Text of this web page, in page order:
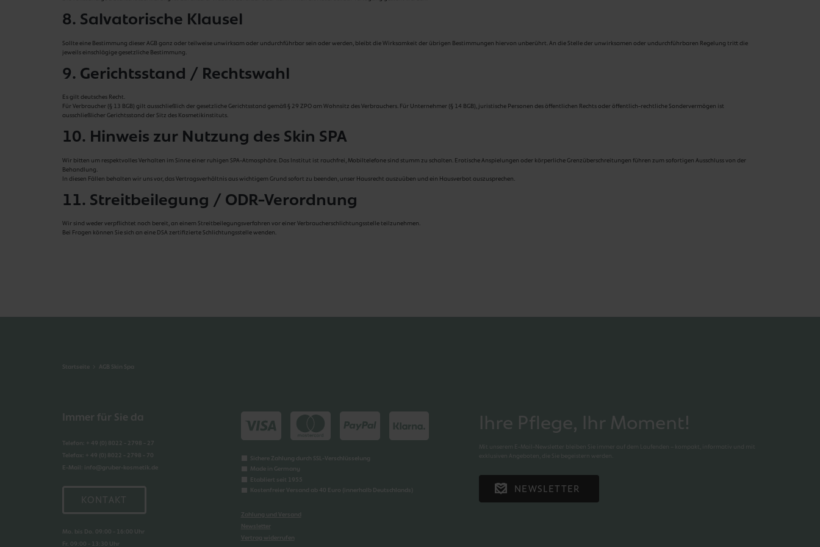
8. Salvatorische Klausel
Sollte eine Bestimmung dieser AGB ganz oder teilweise unwirksam oder undurchführbar sein oder werden, bleibt die Wirksamkeit der übrigen Bestimmungen hiervon unberührt. An die Stelle der unwirksamen oder undurchführbaren Regelung tritt die
jeweils einschlägige gesetzliche Bestimmung.
9. Gerichtsstand / Rechtswahl
Es gilt deutsches Recht.
Für Verbraucher (§ 13 BGB) gilt ausschließlich der gesetzliche Gerichtsstand gemäß § 29 ZPO am Wohnsitz des Verbrauchers. Für Unternehmer (§ 14 BGB), juristische Personen des öffentlichen Rechts oder öffentlich-rechtliche Sondervermögen ist
ausschließlicher Gerichtsstand der Sitz des Kosmetikinstituts.
10. Hinweis zur Nutzung des Skin SPA
Wir bitten um respektvolles Verhalten im Sinne einer ruhigen SPA-Atmosphäre. Das Institut ist rauchfrei, Mobiltelefone sind stumm zu schalten. Erotische Anspielungen oder körperliche Grenzüberschreitungen führen zum sofortigen Ausschluss von der
Behandlung.
In diesen Fällen behalten wir uns vor, das Vertragsverhältnis aus wichtigem Grund sofort zu beenden, unser Hausrecht auszuüben und ein Hausverbot auszusprechen.
11. Streitbeilegung / ODR-Verordnung
Wir sind weder verpflichtet noch bereit, an einem Streitbeilegungsverfahren vor einer Verbraucherschlichtungsstelle teilzunehmen.
Bei Fragen können Sie sich an eine DSA zertifizierte Schlichtungsstelle wenden.
Startseite AGB Skin Spa
Immer für Sie da
Telefon
+ 49 (0) 8022 - 2798 - 27
Telefax
+ 49 (0) 8022 - 2798 - 70
E-Mail
info@gruber-kosmetik.de
KONTAKT
Mo. bis Do. 09:00 - 16:00 Uhr
Fr. 09:00 - 13:30 Uhr
Sichere Zahlung durch SSL-Verschlüsselung
Made in Germany
Etabliert seit 1955
Kostenfreier Versand ab 40 Euro (innerhalb Deutschlands)
Zahlung und Versand
Newsletter
Vertrag widerrufen
Ihre Pflege, Ihr Moment!
Mit unserem E-Mail-Newsletter bleiben Sie immer auf dem Laufenden – kompakt, informativ und mit
exklusiven Angeboten, die Sie begeistern werden.
NEWSLETTER